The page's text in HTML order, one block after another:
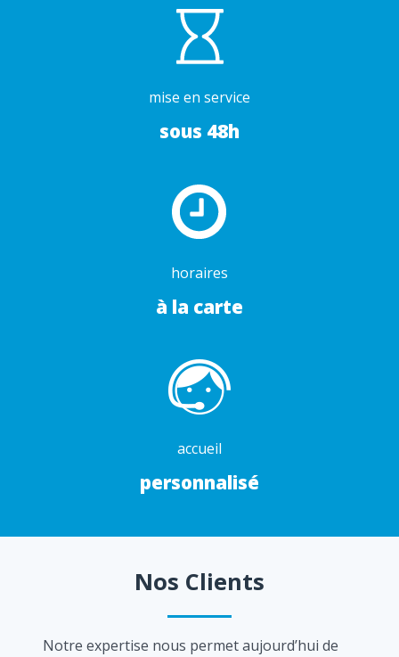
mise en service
sous 48h
horaires
à la carte
accueil
personnalisé
Nos Clients
Notre expertise nous permet aujourd’hui de